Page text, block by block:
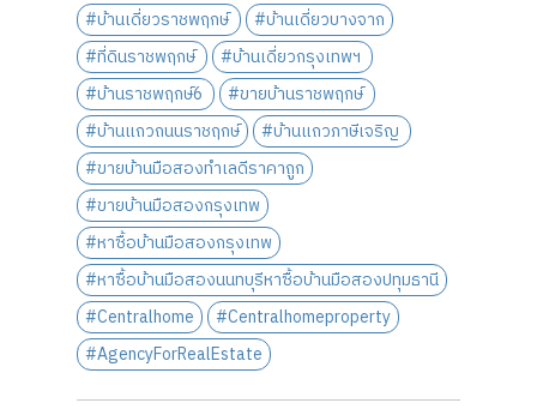
#บ้านเดี่ยวราชพฤกษ์
#บ้านเดี่ยวบางจาก
#ที่ดินราชพฤกษ์
#บ้านเดี่ยวกรุงเทพฯ
#บ้านราชพฤกษ์6
#ขายบ้านราชพฤกษ์
#บ้านแถวถนนราชฤกษ์
#บ้านแถวภาษีเจริญ
#ขายบ้านมือสองทำเลดีราคาถูก
#ขายบ้านมือสองกรุงเทพ
#หาซื้อบ้านมือสองกรุงเทพ
#หาซื้อบ้านมือสองนนทบุรีหาซื้อบ้านมือสองปทุมธานี
#Centralhome
#Centralhomeproperty
#AgencyForRealEstate